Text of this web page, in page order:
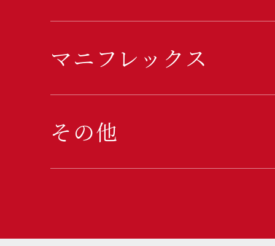
マニフレックス
その他